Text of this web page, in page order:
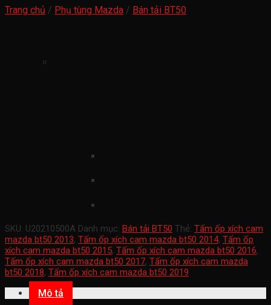
Trang chủ / Phụ tùng Mazda / Bán tải BT50
SKU: U20210500A Danh mục: Bán tải BT50 Thẻ: Tấm ốp xích cam
mazda bt50 2013, Tấm ốp xích cam mazda bt50 2014, Tấm ốp
xích cam mazda bt50 2015, Tấm ốp xích cam mazda bt50 2016,
Tấm ốp xích cam mazda bt50 2017, Tấm ốp xích cam mazda
bt50 2018, Tấm ốp xích cam mazda bt50 2019
Mô tả